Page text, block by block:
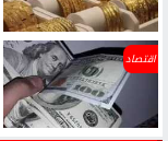
اقتصاد